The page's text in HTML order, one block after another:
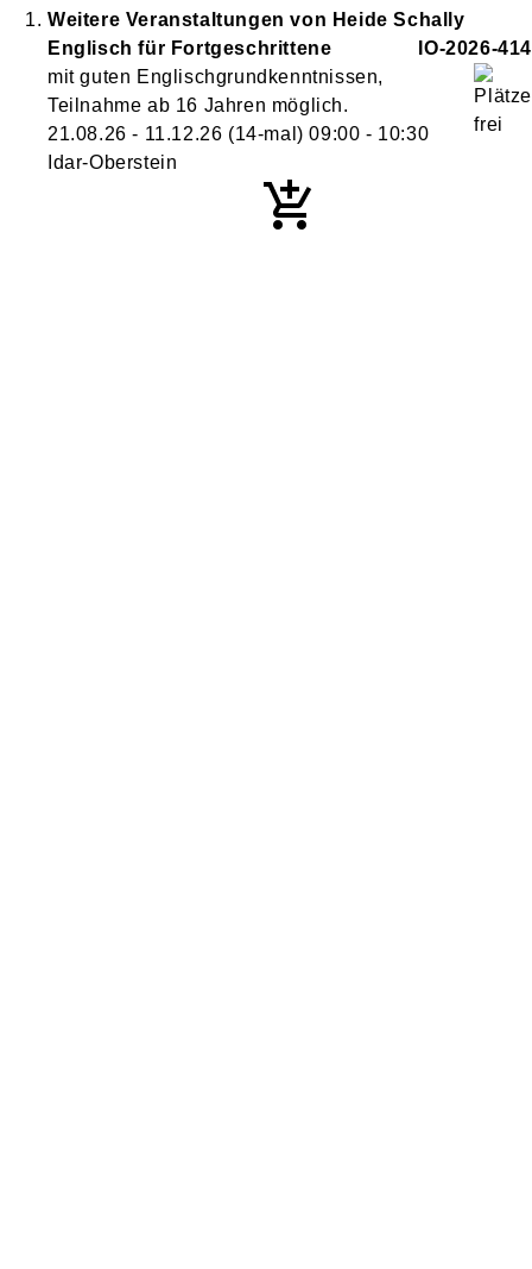
Weitere Veranstaltungen von HeideSchally
Englisch für Fortgeschrittene
IO-2026-414
mit guten Englischgrundkenntnissen,
Teilnahme ab 16 Jahren möglich.
21.08.26 - 11.12.26 (14-mal)09:00 - 10:30
Idar-Oberstein